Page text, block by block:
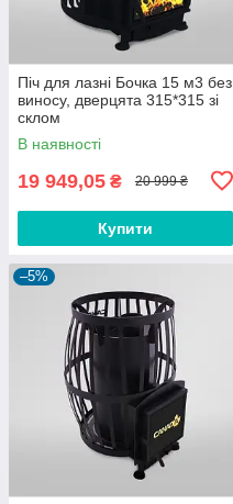
Піч для лазні Бочка 15 м3 без
виносу, дверцята 315*315 зі
склом
В наявності
19 949,05 ₴ 20 999 ₴
Купити
–5%